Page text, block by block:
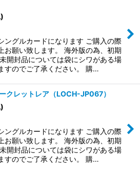
ングルカードになります ご購入の際
お願い致します。 海外版の為、初期
開封品については袋にシワがある場
すのでご了承ください。 購…
クレットレア（LOCH-JP067）
ングルカードになります ご購入の際
お願い致します。 海外版の為、初期
開封品については袋にシワがある場
すのでご了承ください。 購…